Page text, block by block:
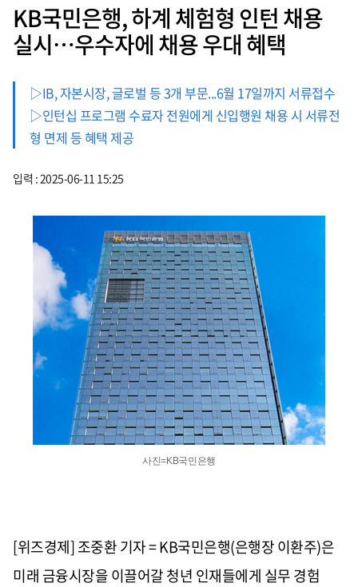
KB국민은행, 하계 체험형 인턴 채용
실시…우수자에 채용 우대 혜택
▷IB, 자본시장, 글로벌 등 3개 부문...6월 17일까지 서류접수
▷인턴십 프로그램 수료자 전원에게 신입행원 채용 시 서류전
형 면제 등 혜택 제공
입력 : 2025-06-11 15:25
사진=KB국민은행
[위즈경제] 조중환 기자 = KB국민은행(은행장 이환주)은
미래 금융시장을 이끌어갈 청년 인재들에게 실무 경험